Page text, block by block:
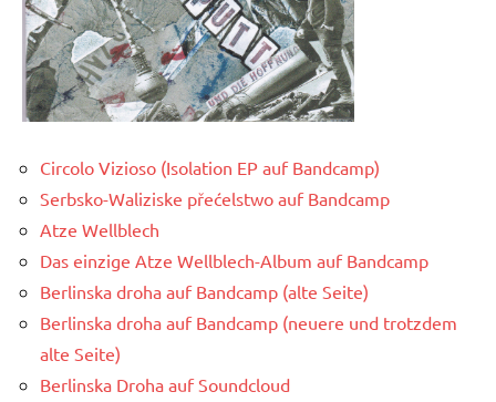
Circolo Vizioso (Isolation EP auf Bandcamp)
Serbsko-Waliziske přećelstwo auf Bandcamp
Atze Wellblech
Das einzige Atze Wellblech-Album auf Bandcamp
Berlinska droha auf Bandcamp (alte Seite)
Berlinska droha auf Bandcamp (neuere und trotzdem
alte Seite)
Berlinska Droha auf Soundcloud